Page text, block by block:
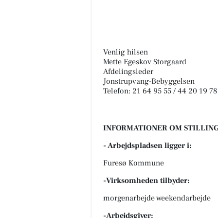
Venlig hilsen
Mette Egeskov Storgaard
Afdelingsleder
Jonstrupvang-Bebyggelsen
Telefon: 21 64 95 55 / 44 20 19 78
INFORMATIONER OM
- Arbejdspladsen ligger i:
Furesø Kommune
-Virksomheden tilbyder:
morgenarbejde weekendarbejde
-Arbejdsgiver: